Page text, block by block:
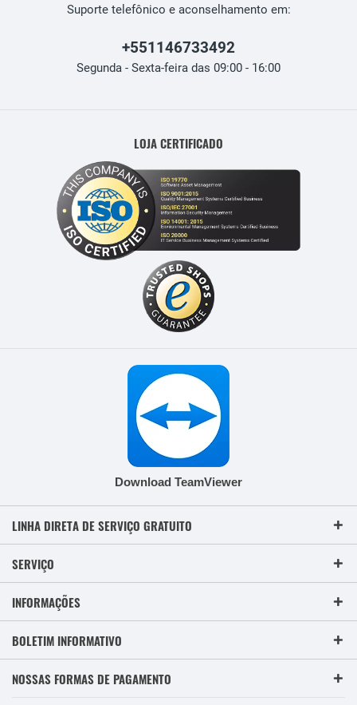
Suporte telefônico e aconselhamento em:
+551146733492
Segunda - Sexta-feira das 09:00 - 16:00
LOJA CERTIFICADO
Download TeamViewer
LINHA DIRETA DE SERVIÇO GRATUITO
SERVIÇO
INFORMAÇÕES
BOLETIM INFORMATIVO
NOSSAS FORMAS DE PAGAMENTO